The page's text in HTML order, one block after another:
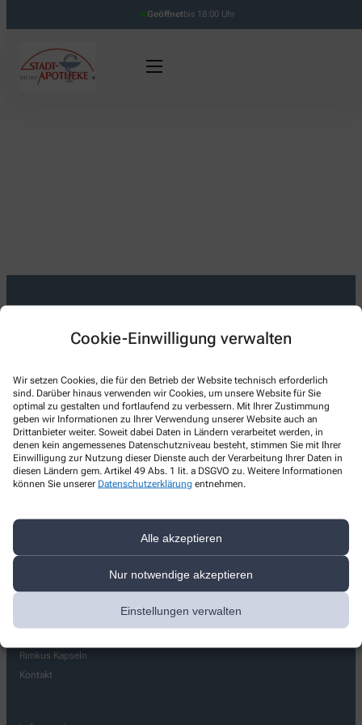
Cookie-Einwilligung verwalten
Wir setzen Cookies, die für den Betrieb der Website technisch erforderlich
sind. Darüber hinaus verwenden wir Cookies, um unsere Website für Sie
optimal zu gestalten und fortlaufend zu verbessern. Mit Ihrer Zustimmung
geben wir Informationen zu Ihrer Verwendung unserer Website auch an
Drittanbieter weiter. Soweit dabei Daten in Ländern verarbeitet werden, in
denen kein angemessenes Datenschutzniveau besteht, stimmen Sie mit Ihrer
Einwilligung zur Nutzung dieser Dienste auch der Verarbeitung Ihrer Daten in
diesen Ländern gem. Artikel 49 Abs. 1 lit. a DSGVO zu. Weitere Informationen
können Sie unserer Datenschutzerklärung entnehmen.
Alle akzeptieren
Nur notwendige akzeptieren
Einstellungen verwalten
Geöffnetbis 18:00 Uhr
Stadt-Apotheke
Marktplatz 7,15806 Zossen
+49-3377/30 15 57
+49-3377/200 808
stadt-apo-zossen@t-online.de
Rimkus Kapseln
Kontakt